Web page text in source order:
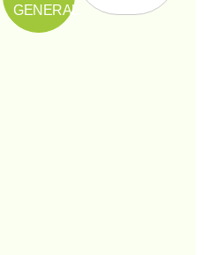
GENERAL